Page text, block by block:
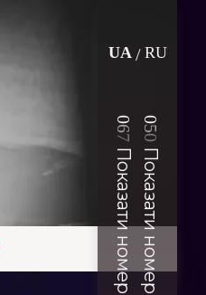
UA / RU
0
5
0
Показати номер
0
6
7
Показати номер